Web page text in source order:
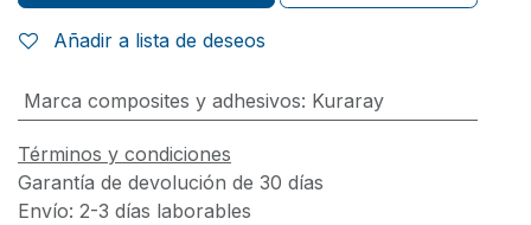
Añadir a lista de deseos
Marca composites y adhesivos: Kuraray
Términos y condiciones
Garantía de devolución de 30 días
Envío: 2-3 días laborables